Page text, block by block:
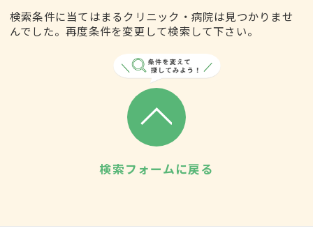
検索条件に当てはまるクリニック・病院は見つかりませ
んでした。再度条件を変更して検索して下さい。
検索フォームに戻る